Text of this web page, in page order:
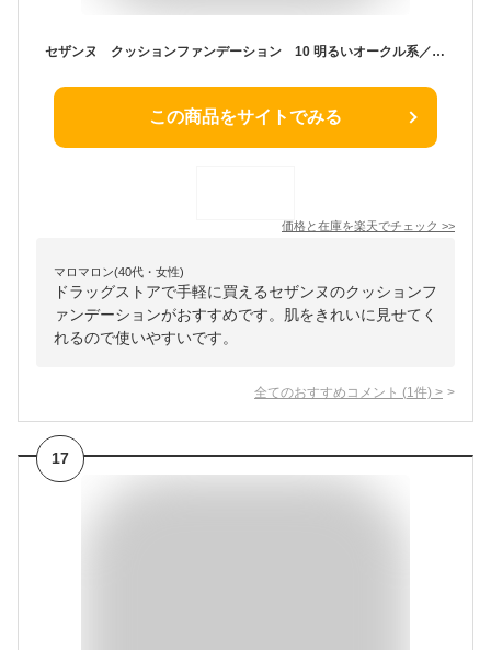
セザンヌ クッションファンデーション 10 明るいオークル系／セザンヌ（CEZANNE）
この商品をサイトでみる
価格と在庫を楽天でチェック >>
マロマロン(40代・女性)
ドラッグストアで手軽に買えるセザンヌのクッションフ
ァンデーションがおすすめです。肌をきれいに見せてく
れるので使いやすいです。
全てのおすすめコメント (1 件) >
17